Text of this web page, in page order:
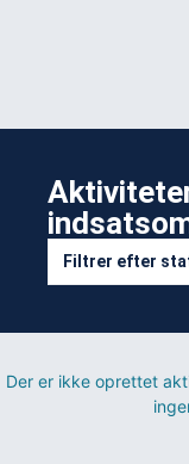
Filtrer efter
Der er ikke oprettet